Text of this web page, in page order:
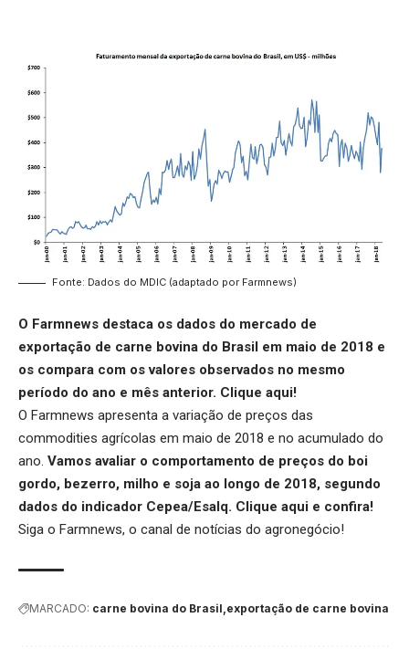
Fonte: Dados do MDIC (adaptado por Farmnews)
O Farmnews destaca os dados do mercado de
exportação de carne bovina do Brasil em maio de 2018 e
os compara com os valores observados no mesmo
período do ano e mês anterior. Clique aqui!
O Farmnews apresenta a variação de preços das
commodities agrícolas em maio de 2018 e no acumulado do
ano. Vamos avaliar o comportamento de preços do boi
gordo, bezerro, milho e soja ao longo de 2018, segundo
dados do indicador Cepea/Esalq. Clique aqui e confira!
Siga o Farmnews, o canal de notícias do agronegócio!
MARCADO: carne bovina do Brasil exportação de carne bovina